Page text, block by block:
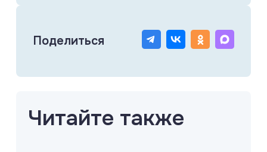
Поделиться
Читайте также